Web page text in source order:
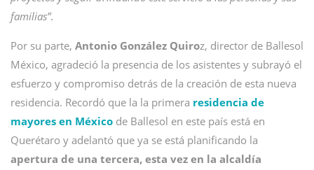
familias”.
Por su parte, Antonio González Quiroz, director de Ballesol
México, agradeció la presencia de los asistentes y subrayó el
esfuerzo y compromiso detrás de la creación de esta nueva
residencia. Recordó que la la primera residencia de
mayores en México de Ballesol en este país está en
Querétaro y adelantó que ya se está planificando la
apertura de una tercera, esta vez en la alcaldía